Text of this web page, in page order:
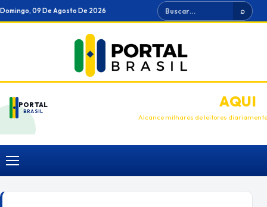
Ir
para
Domingo, 09 De Agosto De 2026 Buscar ⌕
PORTAL
BRASIL
ANUNCIEAQUI
Alcance milhares de leitores diariamente
Menu